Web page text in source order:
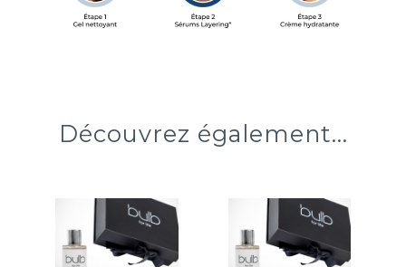
Découvrez également...
Coffret
Anti-
Coffret
Bonne Mine